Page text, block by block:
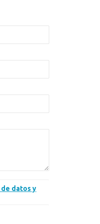
datos y